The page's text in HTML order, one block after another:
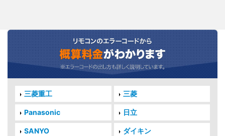
三菱重工 三菱
Panasonic 日立
SANYO ダイキン